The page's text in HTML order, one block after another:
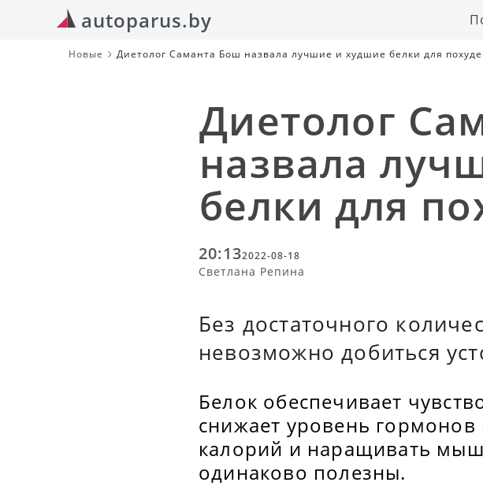
autoparus.by
Новые Диетолог Саманта Бош назвала лучшие и худшие белки для
Диетолог
назвала
белки для
20:132022-08-18
Светлана Репина
Без достаточного
невозможно добиться
Белок обеспечивает
снижает уровень
калорий и наращивать
одинаково полезны.